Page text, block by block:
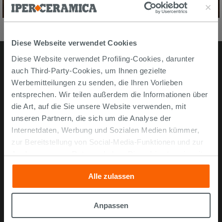
Diese Webseite verwendet Cookies
Diese Website verwendet Profiling-Cookies, darunter
auch Third-Party-Cookies, um Ihnen gezielte
Werbemitteilungen zu senden, die Ihren Vorlieben
entsprechen. Wir teilen außerdem die Informationen über
die Art, auf die Sie unsere Website verwenden, mit
unseren Partnern, die sich um die Analyse der
Internetdaten, Werbung und Sozialen Medien kümmer,
zur Bereitstellung von Social-Media-Funktionen und zur
Analyse unseres Datenverkehrs. Diese könnten sie mit
anderen Informationen, die Sie ihnen geliefert haben oder
die sie aufgrund Ihrer Verwendung ihrer Dienste
gesammelt haben, kombinieren. Falls Sie mehr wissen
möchten oder Ihre Zustimmung zu allen oder einigen
Alle zulassen
Anpassen
Online kaufen
Musterstücke
Bestellen Sie mit uns
Wie man online kauft
Problemlose lieferung
Widerrufsrecht
FAQ häufig gestellte Fragen